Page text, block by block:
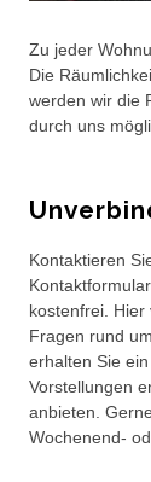
Zu jeder
Die
werden wir die
durch uns
Kontaktieren
kostenfrei.
Fragen rund
erhalten Sie
Vorstellungen
anbieten.
Wochenend-